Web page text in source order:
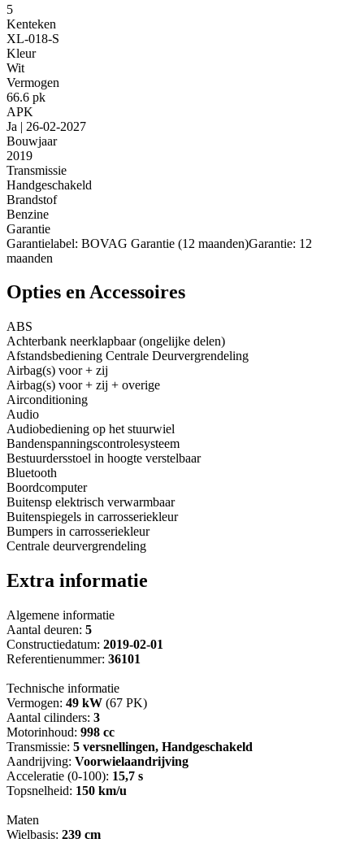
5
Kenteken
XL-018-S
Kleur
Wit
Vermogen
66.6 pk
APK
Ja | 26-02-2027
Bouwjaar
2019
Transmissie
Handgeschakeld
Brandstof
Benzine
Garantie
Garantielabel: BOVAG Garantie (12 maanden)Garantie: 12
maanden
Opties en Accessoires
ABS
Achterbank neerklapbaar (ongelijke delen)
Afstandsbediening Centrale Deurvergrendeling
Airbag(s) voor + zij
Airbag(s) voor + zij + overige
Airconditioning
Audio
Audiobediening op het stuurwiel
Bandenspanningscontrolesysteem
Bestuurdersstoel in hoogte verstelbaar
Bluetooth
Boordcomputer
Buitensp elektrisch verwarmbaar
Buitenspiegels in carrosseriekleur
Bumpers in carrosseriekleur
Centrale deurvergrendeling
Extra informatie
Algemene informatie
Aantal deuren: 5
Constructiedatum: 2019-02-01
Referentienummer: 36101
Technische informatie
Vermogen: 49 kW (67 PK)
Aantal cilinders: 3
Motorinhoud: 998 cc
Transmissie: 5 versnellingen, Handgeschakeld
Aandrijving: Voorwielaandrijving
Acceleratie (0-100): 15,7 s
Topsnelheid: 150 km/u
Maten
Wielbasis: 239 cm